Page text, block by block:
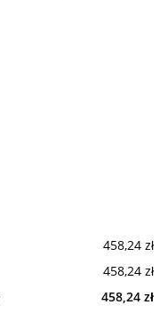
458,24 zł
458,24 zł
458,24 zł